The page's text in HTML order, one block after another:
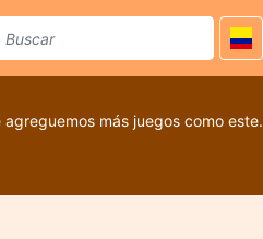
más juegos como este.